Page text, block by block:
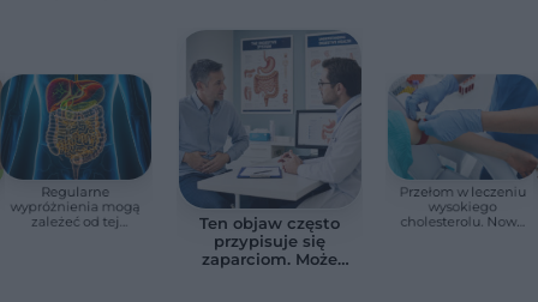
Regularne
wypróżnienia mogą
zależeć od tej
Ten objaw często
przypisuje się
zaparciom. Może
Przełom w leczeniu
wysokiego
cholesterolu. Nowa